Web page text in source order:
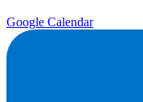
Google Calendar